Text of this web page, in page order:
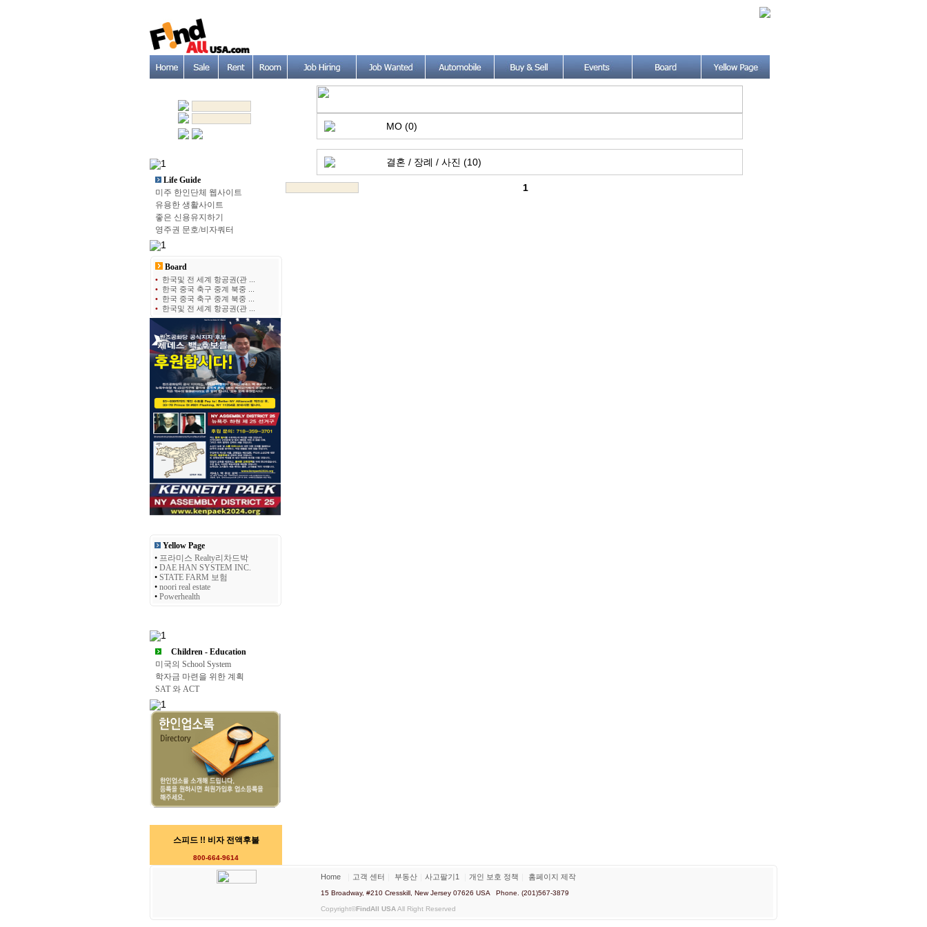
Life Guide
미주 한인단체 웹사이트
유용한 생활사이트
좋은 신용유지하기
영주권 문호/비자쿼터
Board
• 한국및 전 세계 항공권(관 ...
• 한국 중국 축구 중계 북중 ...
• 한국 중국 축구 중계 북중 ...
• 한국및 전 세계 항공권(관 ...
Yellow Page
• 프라미스 Realty리차드박
• DAE HAN SYSTEM INC.
• STATE FARM 보험
• noori real estate
• Powerhealth
Children - Education
미국의 School System
학자금 마련을 위한 계획
SAT 와 ACT
스피드 !! 비자 전액후불
800-664-9614
MO (0)
결혼 / 장례 / 사진 (10)
1
Home 고객 센터 부동산 사고팔기1 개인 보호 정책 홈페이지 제작
15 Broadway, #210 Cresskill, New Jersey 07626 USA Phone. (201)567-3879
Copyright©FindAll USAAll Right Reserved